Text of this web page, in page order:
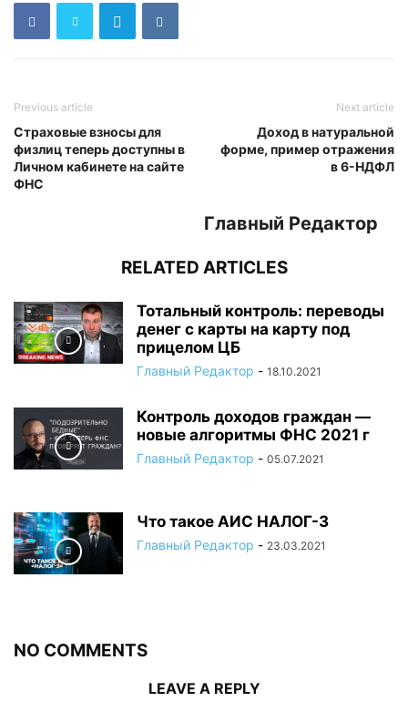
Previous article
Страховые взносы для
физлиц теперь доступны в
Личном кабинете на сайте
ФНС
Next article
Доход в натуральной
форме, пример отражения
в 6-НДФЛ
Главный Редактор
RELATED ARTICLES
Тотальный контроль: переводы
денег с карты на карту под
прицелом ЦБ
Главный Редактор - 18.10.2021
Контроль доходов граждан —
новые алгоритмы ФНС 2021 г
Главный Редактор - 05.07.2021
Что такое АИС НАЛОГ-3
Главный Редактор - 23.03.2021
NO COMMENTS
LEAVE A REPLY